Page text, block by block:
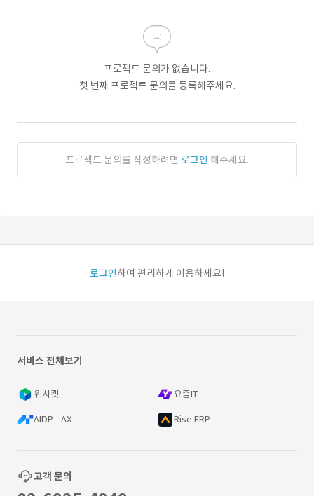
프로젝트 문의가 없습니다.
첫 번째 프로젝트 문의를 등록해주세요.
프로젝트 문의를 작성하려면 로그인 해주세요.
로그인하여 편리하게 이용하세요!
서비스 전체보기
위시켓 요즘IT
AIDP - AX Rise ERP
고객 문의